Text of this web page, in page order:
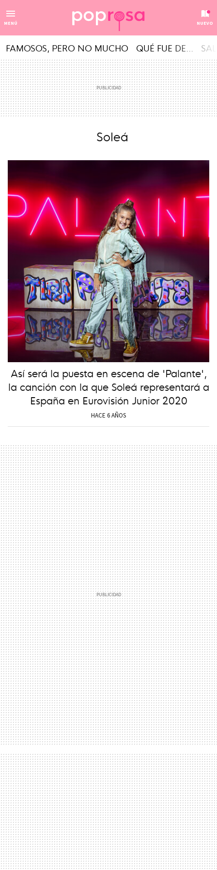
MENÚ NUEVO
FAMOSOS, PERO NO MUCHO QUÉ FUE DE...
Soleá
Así será la puesta en escena de 'Palante',
la canción con la que Soleá representará a
España en Eurovisión Junior 2020
HACE 6 AÑOS